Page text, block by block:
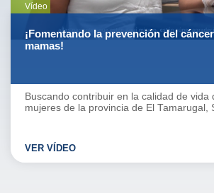
Vídeo
¡Fomentando la prevención del
mamas!
Buscando contribuir en la calidad de vida
mujeres de la provincia de El Tamarugal,
VER VÍDEO